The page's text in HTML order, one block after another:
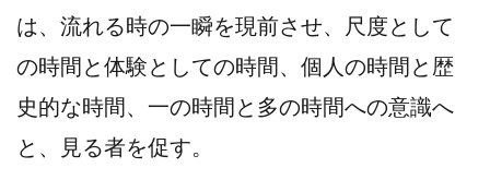
は、流れる時の一瞬を現前させ、尺度として
の時間と体験としての時間、個人の時間と歴
史的な時間、一の時間と多の時間への意識へ
と、見る者を促す。